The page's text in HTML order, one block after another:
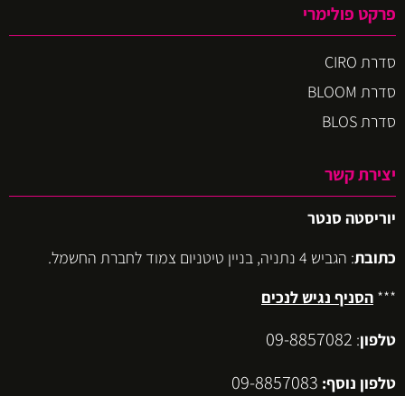
פרקט פולימרי
סדרת CIRO
סדרת BLOOM
סדרת BLOS
יצירת קשר
יוריסטה סנטר
כתובת: הגביש 4 נתניה, בניין טיטניום צמוד לחברת החשמל.
*** הסניף נגיש לנכים
טלפון:
09-8857082
טלפון נוסף: 09-8857083